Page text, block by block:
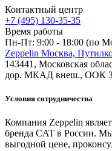
Контактный центр
+7 (495) 130-35-35
Время работы
Пн-Пт: 9:00 - 18:00 (по
Zeppelin Москва,
143441, Московская
дор. МКАД внеш., ООК
Условия сотрудничества
Компания Zeppelin
бренда CAT в России.
выгодной цене,